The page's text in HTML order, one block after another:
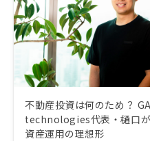
不動産投資は何のため？ GA
technologies代表・樋口
資産運用の理想形